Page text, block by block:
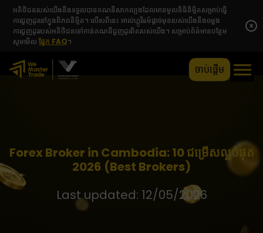
អតិថិជនរបស់យើងនឹងទទួលបានគណនីសាកល្បងដែលមានមូលនិធិនិម្មិតសម្រាប់ធ្វើ
ការជួញដូរនៅក្នុងពិភពនិម្មិត។ លើសពីនេះ អាល់ហ្គូរីធម៍ផ្តាច់មុខរបស់យើងនឹងចម្លង
ការជួញដូររបស់អតិថិជនទៅកាន់គណនីជួញដូរពិតរបស់យើង។ សម្រាប់ព័ត៌មានបន្ថែម
សូមមើលផ្នែក FAQ។
x
ចាប់ផ្តើម
Forex Broker in Cambodia: 10 ជម្រើសល្អបំផុត
2026 (Best Brokers)
Last updated: 12/05/2026